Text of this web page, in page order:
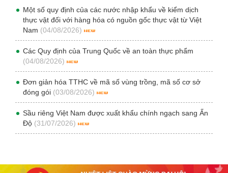
Một số quy định của các nước nhập khẩu về kiểm dịch
thực vật đối với hàng hóa có nguồn gốc thực vật từ Việt
Nam (04/08/2026)
Các Quy định của Trung Quốc về an toàn thực phẩm
(04/08/2026)
Đơn giản hóa TTHC về mã số vùng trồng, mã số cơ sở
đóng gói (03/08/2026)
Sầu riêng Việt Nam được xuất khẩu chính ngạch sang Ấn
Độ (31/07/2026)